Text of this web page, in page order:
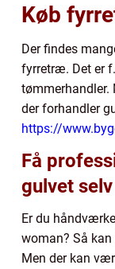
Køb
Der findes
fyrretræ. Det er
tømmerhandler.
der forhandler
https://
Få
gulvet selv
Er du
woman? Så
Men der kan